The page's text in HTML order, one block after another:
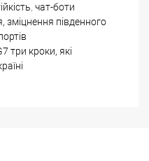
, чат-боти
зміцнення південного
три кроки, які